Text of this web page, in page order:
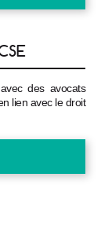
des avocats
lien avec le droit